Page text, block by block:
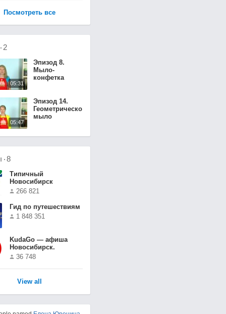
Посмотреть все
2
05:31
Эпизод 8.
Мыло-
конфетка
05:47
Эпизод 14.
Геометрическое
мыло
8
Типичный
Новосибирск
266 821
Гид по путешествиям
1 848 351
KudaGo — афиша
Новосибирск.
36 748
View all